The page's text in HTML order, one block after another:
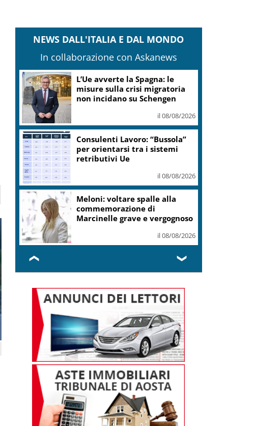
NEWS DALL'ITALIA E DAL MONDO
In collaborazione con Askanews
“Frantoi Aperti in Umbria
2026”: cinque weekend per
l’olio nuovo
il 08/08/2026
Il pallone della “Mano de Dios”
all’asta per oltre 10 milioni
dollari
il 08/08/2026
Roma, Card. Reina su Spin
Time: sbagliato archiviare
tutto con sgombero
il 08/08/2026
❮ ❯